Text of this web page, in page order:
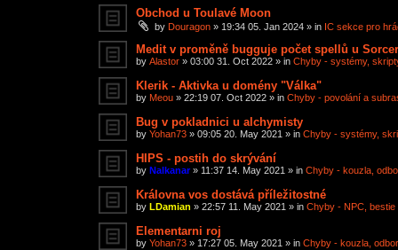
Obchod u Toulavé Moon
by Douragon » 19:34 05. Jan 2024 » in IC sekce pro
Medit v proměně bugguje počet spellů u
by Alastor » 03:00 31. Oct 2022 » in Chyby - systémy,
Klerik - Aktivka u domény "Válka"
by Meou » 22:19 07. Oct 2022 » in Chyby - povolání a
Bug v pokladnici u alchymisty
by Yohan73 » 09:05 20. May 2021 » in Chyby - systémy,
HIPS - postih do skrývání
by Nalkanar» 11:37 14. May 2021 » in Chyby - kouzla,
Královna vos dostává příležitostné
by LDamian » 22:57 11. May 2021 » in Chyby - NPC, bestie
Elementarni roj
by Yohan73 » 17:27 05. May 2021 » in Chyby - kouzla,